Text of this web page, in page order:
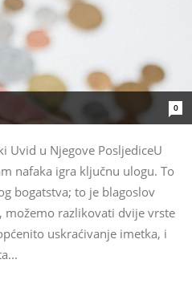
0
Uvid u Njegove PosljediceU
nafaka igra ključnu ulogu. To
bogatstva; to je blagoslov
možemo razlikovati dvije vrste
uskraćivanje imetka, i